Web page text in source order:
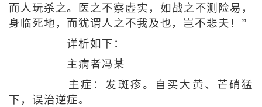
而人玩杀之。医之不察虚实，如战之不测险易，
身临死地，而犹谓人之不我及也，岂不悲夫！”
详析如下：
主病者冯某
主症：发斑疹。自买大黄、芒硝猛
下，误治逆症。